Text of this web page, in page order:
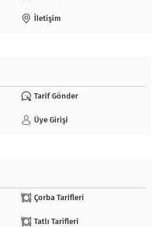
İletişim
Tarif Gönder
Üye Girişi
Çorba Tarifleri
Tatlı Tarifleri